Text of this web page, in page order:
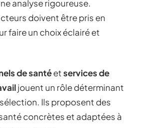
analyse rigoureuse.
doivent être pris en
faire un choix éclairé et
de santéetservices de
jouent un rôle déterminant
Ils proposent des
concrètes et adaptées à